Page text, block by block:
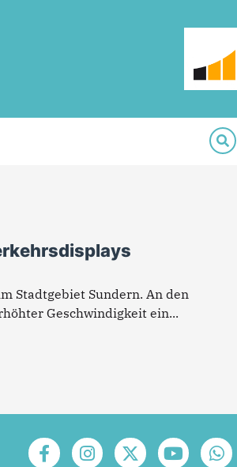
Stadtgebiet Sundern. An den
Geschwindigkeit ein